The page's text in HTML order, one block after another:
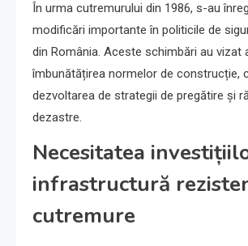
În urma cutremurului din 1986, s-au
modificări importante în politicile de
din România. Aceste schimbări au vizat
îmbunătățirea normelor de construcție,
dezvoltarea de strategii de pregătire și
dezastre.
Necesitatea
infrastructură
cutremure